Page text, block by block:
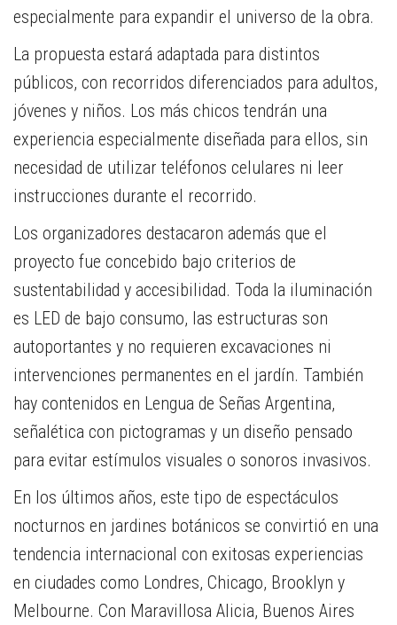
especialmente para expandir el universo de la obra.
La propuesta estará adaptada para distintos
públicos, con recorridos diferenciados para adultos,
jóvenes y niños. Los más chicos tendrán una
experiencia especialmente diseñada para ellos, sin
necesidad de utilizar teléfonos celulares ni leer
instrucciones durante el recorrido.
Los organizadores destacaron además que el
proyecto fue concebido bajo criterios de
sustentabilidad y accesibilidad. Toda la iluminación
es LED de bajo consumo, las estructuras son
autoportantes y no requieren excavaciones ni
intervenciones permanentes en el jardín. También
hay contenidos en Lengua de Señas Argentina,
señalética con pictogramas y un diseño pensado
para evitar estímulos visuales o sonoros invasivos.
En los últimos años, este tipo de espectáculos
nocturnos en jardines botánicos se convirtió en una
tendencia internacional con exitosas experiencias
en ciudades como Londres, Chicago, Brooklyn y
Melbourne. Con Maravillosa Alicia, Buenos Aires